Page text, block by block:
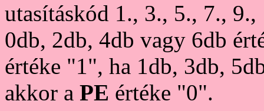
utasításkód 1., 3., 5., 7.,
0db, 2db, 4db vagy 6db
értéke "1", ha 1db, 3db,
akkor a PE értéke "0".